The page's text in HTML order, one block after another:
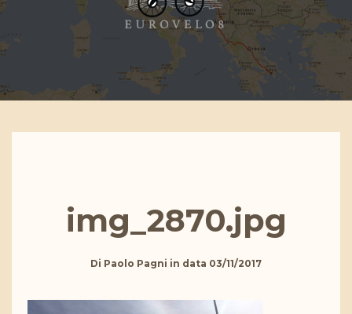
img_2870.jpg
Di Paolo Pagni in data 03/11/2017